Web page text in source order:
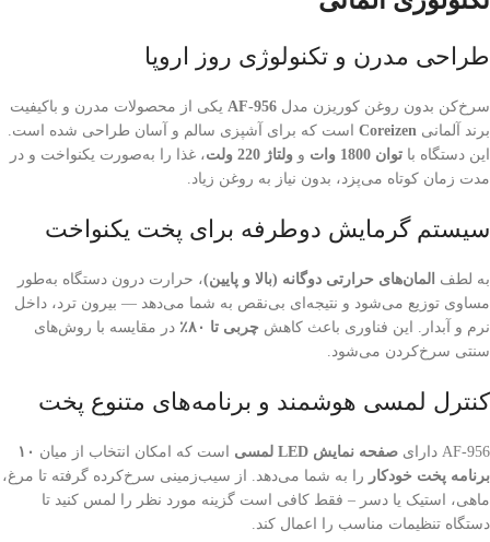
طراحی مدرن و تکنولوژی روز اروپا
سرخ‌کن بدون روغن کوریزن مدل AF-956 یکی از محصولات مدرن و باکیفیت
برند آلمانی Coreizen است که برای آشپزی سالم و آسان طراحی شده است.
این دستگاه با توان 1800 وات و ولتاژ 220 ولت
، غذا را به‌صورت یکنواخت و در
مدت زمان کوتاه می‌پزد، بدون نیاز به روغن زیاد.
سیستم گرمایش دوطرفه برای پخت یکنواخت
به لطف المان‌های حرارتی دوگانه (بالا و پایین)، حرارت درون دستگاه به‌طور
مساوی توزیع می‌شود و نتیجه‌ای بی‌نقص به شما می‌دهد — بیرون ترد، داخل
نرم و آبدار. این فناوری باعث کاهش چربی تا ۸۰٪
در مقایسه با روش‌های
سنتی سرخ‌کردن می‌شود.
کنترل لمسی هوشمند و برنامه‌های متنوع پخت
AF-956 دارای صفحه نمایش LED لمسی است که امکان انتخاب از میان ۱۰
برنامه پخت خودکار را به شما می‌دهد. از سیب‌زمینی سرخ‌کرده گرفته تا مرغ،
ماهی، استیک یا دسر – فقط کافی است گزینه مورد نظر را لمس کنید تا
دستگاه تنظیمات مناسب را اعمال کند.